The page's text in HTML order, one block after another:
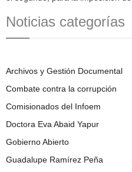
Noticias categorías
Archivos y Gestión Documental
Combate contra la corrupción
Comisionados del Infoem
Doctora Eva Abaid Yapur
Gobierno Abierto
Guadalupe Ramírez Peña